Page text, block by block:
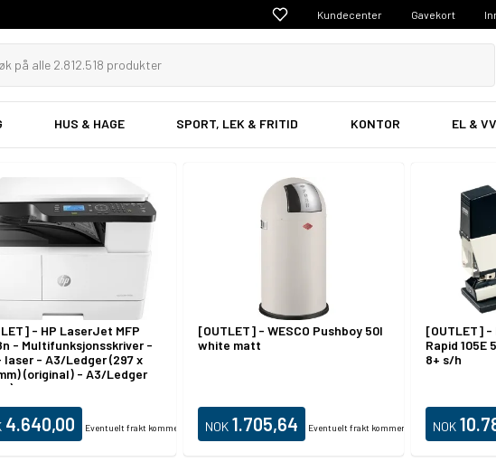
Kundecenter Gavekort
HUS & HAGE SPORT, LEK & FRITID KONTOR EL &
- HP LaserJet MFP
- Multifunksjonsskriver -
laser - A3/Ledger (297 x
(original) - A3/Ledger
- opp til 22 spm
- 350 ark - USB 2.0,
4.640,00 Eventuelt frakt kommer i tillegg.
[OUTLET] - WESCO Pushboy 50l
white matt
NOK 1.705,64 Eventuelt frakt kommer i tillegg.
[OUTLET]
Rapid 105E
8+ s/h
NOK